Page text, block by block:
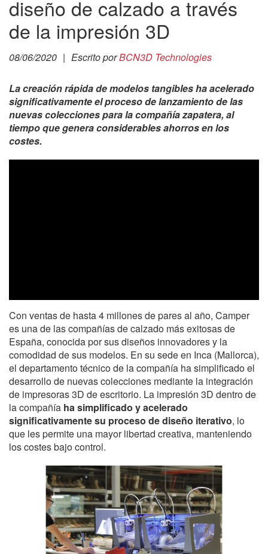
diseño de calzado a través
de la impresión 3D
08/06/2020 | Escrito porBCN3D Technologies
La creación rápida de modelos tangibles ha acelerado
significativamente el proceso de lanzamiento de las
nuevas colecciones para la compañía zapatera, al
tiempo que genera considerables ahorros en los
costes.
Con ventas de hasta 4 millones de pares al año, Camper
es una de las compañías de calzado más exitosas de
España, conocida por sus diseños innovadores y la
comodidad de sus modelos. En su sede en Inca (Mallorca),
el departamento técnico de la compañía ha simplificado el
desarrollo de nuevas colecciones mediante la integración
de impresoras 3D de escritorio. La impresión 3D dentro de
la compañía ha simplificado y acelerado
significativamente su proceso de diseño iterativo, lo
que les permite una mayor libertad creativa, manteniendo
los costes bajo control.